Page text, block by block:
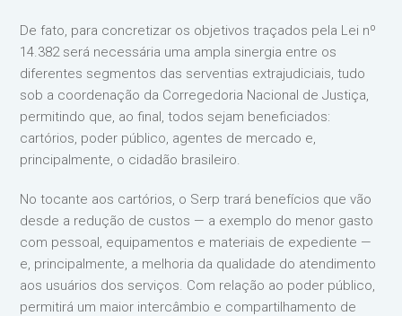
De fato, para concretizar os objetivos traçados pela Lei nº
14.382 será necessária uma ampla sinergia entre os
diferentes segmentos das serventias extrajudiciais, tudo
sob a coordenação da Corregedoria Nacional de Justiça,
permitindo que, ao final, todos sejam beneficiados:
cartórios, poder público, agentes de mercado e,
principalmente, o cidadão brasileiro.
No tocante aos cartórios, o Serp trará benefícios que vão
desde a redução de custos — a exemplo do menor gasto
com pessoal, equipamentos e materiais de expediente —
e, principalmente, a melhoria da qualidade do atendimento
aos usuários dos serviços. Com relação ao poder público,
permitirá um maior intercâmbio e compartilhamento de